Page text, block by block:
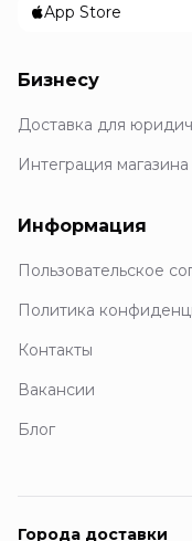
App Store
Бизнесу
Доставка для
Интеграция
Информация
Пользовательское
Политика
Контакты
Вакансии
Блог
Города доставки